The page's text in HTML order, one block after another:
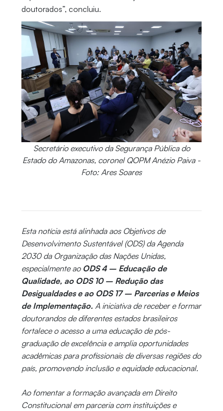
doutorados”, concluiu.
Secretário executivo da Segurança Pública do
Estado do Amazonas, coronel QOPM Anézio Paiva -
Foto: Ares Soares
Esta notícia está alinhada aos Objetivos de
Desenvolvimento Sustentável (ODS) da Agenda
2030 da Organização das Nações Unidas,
especialmente ao ODS 4 – Educação de
Qualidade, ao ODS 10 – Redução das
Desigualdades e ao ODS 17 – Parcerias e Meios
de Implementação. A iniciativa de receber e formar
doutorandos de diferentes estados brasileiros
fortalece o acesso a uma educação de pós-
graduação de excelência e amplia oportunidades
acadêmicas para profissionais de diversas regiões do
país, promovendo inclusão e equidade educacional.
Ao fomentar a formação avançada em Direito
Constitucional em parceria com instituições e